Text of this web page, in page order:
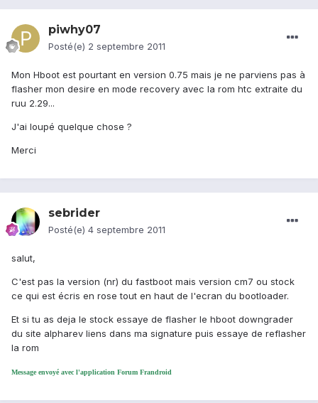
piwhy07
Posté(e) 2 septembre 2011
Mon Hboot est pourtant en version 0.75 mais je ne parviens pas à
flasher mon desire en mode recovery avec la rom htc extraite du
ruu 2.29...
J'ai loupé quelque chose ?
Merci
sebrider
Posté(e) 4 septembre 2011
salut,
C'est pas la version (nr) du fastboot mais version cm7 ou stock
ce qui est écris en rose tout en haut de l'ecran du bootloader.
Et si tu as deja le stock essaye de flasher le hboot downgrader
du site alpharev liens dans ma signature puis essaye de reflasher
la rom
Message envoyé avec l'application Forum Frandroid